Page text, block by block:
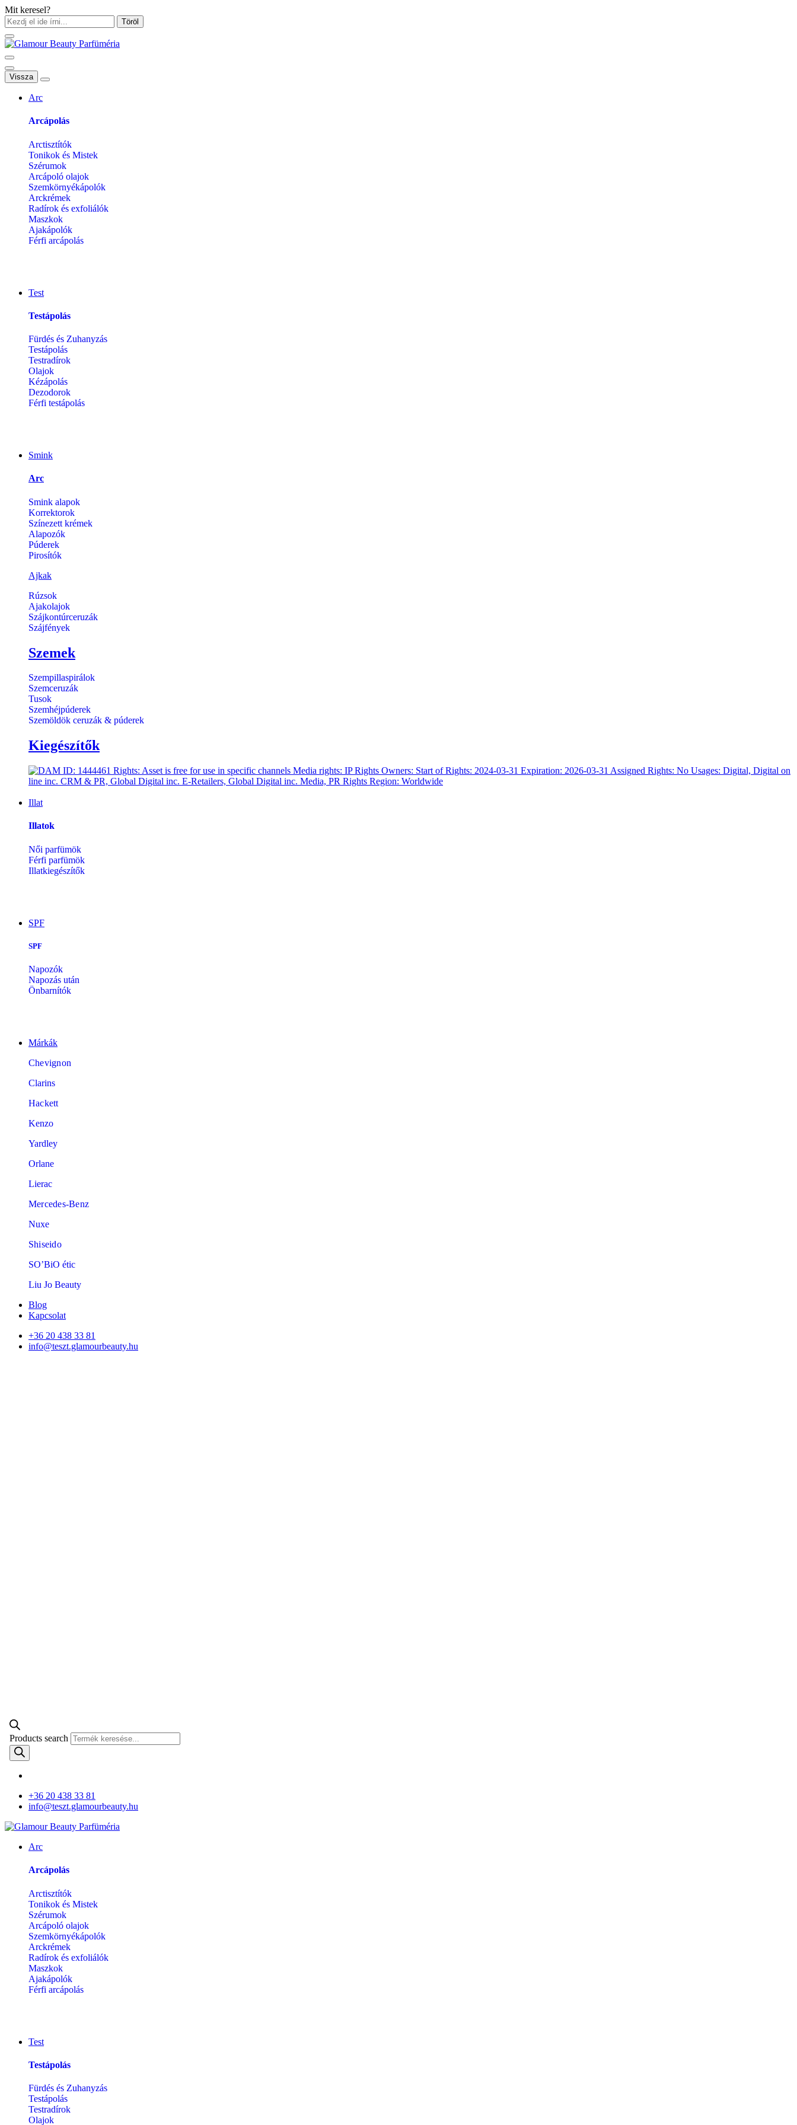
Mit keresel?
Töröl
Vissza
Arc
Arcápolás
Arctisztítók
Tonikok és Mistek
Szérumok
Arcápoló olajok
Szemkörnyékápolók
Arckrémek
Radírok és exfoliálók
Maszkok
Ajakápolók
Férfi arcápolás
Test
Testápolás
Fürdés és Zuhanyzás
Testápolás
Testradírok
Olajok
Kézápolás
Dezodorok
Férfi testápolás
Smink
Arc
Smink alapok
Korrektorok
Színezett krémek
Alapozók
Púderek
Pirosítók
Ajkak
Rúzsok
Ajakolajok
Szájkontúrceruzák
Szájfények
Szemek
Szempillaspirálok
Szemceruzák
Tusok
Szemhéjpúderek
Szemöldök ceruzák & púderek
Kiegészítők
Illat
Illatok
Női parfümök
Férfi parfümök
Illatkiegészítők
SPF
SPF
Napozók
Napozás után
Önbarnítók
Márkák
Chevignon
Clarins
Hackett
Kenzo
Yardley
Orlane
Lierac
Mercedes-Benz
Nuxe
Shiseido
SO’BiO étic
Liu Jo Beauty
Blog
Kapcsolat
+36 20 438 33 81
info@teszt.glamourbeauty.hu
Products search
+36 20 438 33 81
info@teszt.glamourbeauty.hu
Arc
Arcápolás
Arctisztítók
Tonikok és Mistek
Szérumok
Arcápoló olajok
Szemkörnyékápolók
Arckrémek
Radírok és exfoliálók
Maszkok
Ajakápolók
Férfi arcápolás
Test
Testápolás
Fürdés és Zuhanyzás
Testápolás
Testradírok
Olajok